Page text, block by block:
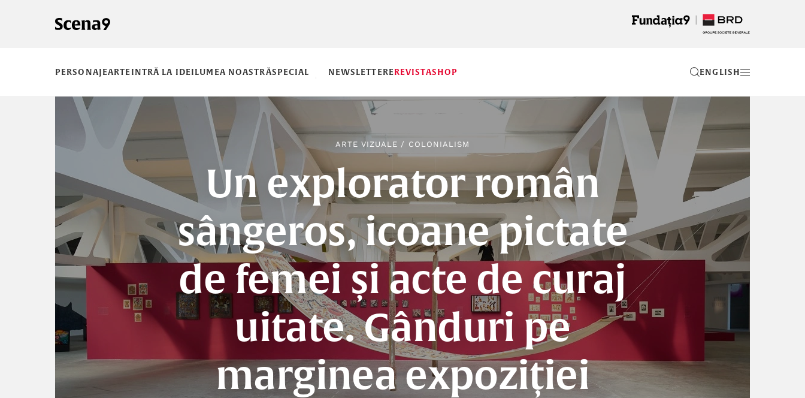
PERSONAJEARTEINTRĂ LA IDEILUMEA NOASTRĂSPECIAL NEWSLETTEREREVISTASHOP EN
ARTE VIZUALE / COLONIALISM
Un explorator român
sângeros, icoane pictate
de femei și acte de curaj
uitate. Gânduri pe
marginea expoziției